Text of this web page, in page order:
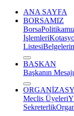
ANA SAYFA
BORSAMIZ
Borsa
İşlemleri
Listesi
BAŞKAN
Başkanın Mesajı
Meclis Üyeleri
Sekreterlik